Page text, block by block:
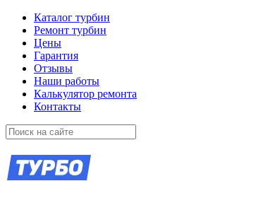
Каталог турбин
Ремонт турбин
Цены
Гарантия
Отзывы
Наши работы
Калькулятор ремонта
Контакты